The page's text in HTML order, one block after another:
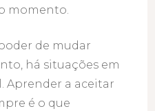
momento.
de mudar
há situações em
Aprender a aceitar
é o que